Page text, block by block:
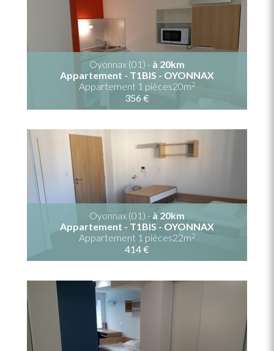
Oyonnax (01) - à 20km
Appartement - T1BIS - OYONNAX
Appartement 1 pièces20m2
356 €
Oyonnax (01) - à 20km
Appartement - T1BIS - OYONNAX
Appartement 1 pièces22m2
414 €